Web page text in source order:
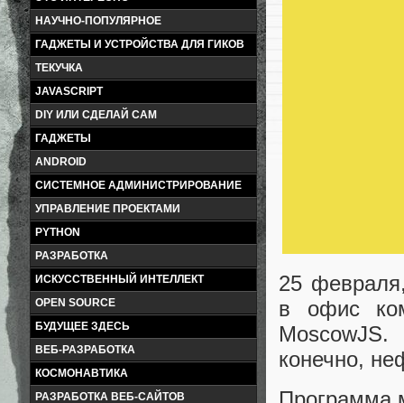
НАУЧНО-ПОПУЛЯРНОЕ
ГАДЖЕТЫ И УСТРОЙСТВА ДЛЯ ГИКОВ
ТЕКУЧКА
JAVASCRIPT
DIY ИЛИ СДЕЛАЙ САМ
ГАДЖЕТЫ
ANDROID
СИСТЕМНОЕ АДМИНИСТРИРОВАНИЕ
УПРАВЛЕНИЕ ПРОЕКТАМИ
PYTHON
РАЗРАБОТКА
ИСКУССТВЕННЫЙ ИНТЕЛЛЕКТ
OPEN SOURCE
БУДУЩЕЕ ЗДЕСЬ
ВЕБ-РАЗРАБОТКА
КОСМОНАВТИКА
РАЗРАБОТКА ВЕБ-САЙТОВ
25
в офис
конечно,